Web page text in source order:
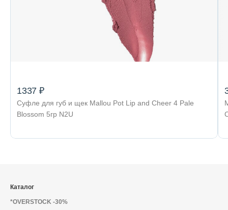
1337 ₽
Суфле для губ и щек Mallou Pot Lip and Cheer 4 Pale
Blossom 5гр N2U
Каталог
*OVERSTOCK -30%